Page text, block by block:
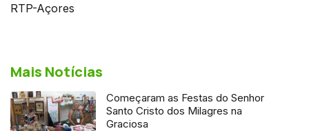
RTP-Açores
Mais Notícias
Começaram as Festas do Senhor
Santo Cristo dos Milagres na
Graciosa